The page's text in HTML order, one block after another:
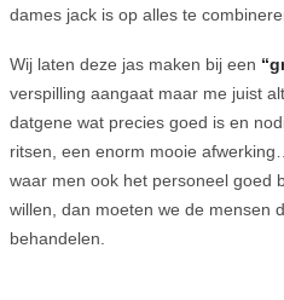
dames jack is op alles te
Wij laten deze jas maken bij een
verspilling aangaat maar me juist
datgene wat precies goed is en
ritsen, een enorm mooie
waar men ook het personeel goed
willen, dan moeten we de mensen
behandelen.